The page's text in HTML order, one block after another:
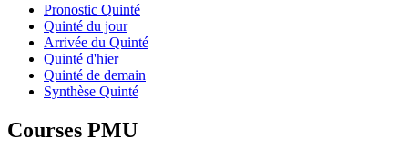
Pronostic Quinté
Quinté du jour
Arrivée du Quinté
Quinté d'hier
Quinté de demain
Synthèse Quinté
Courses PMU